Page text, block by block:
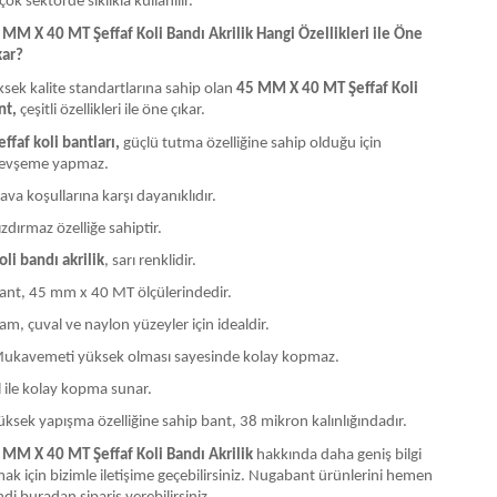
X 40 MT Şeffaf Koli Bandı Akrilik Hangi Özellikleri ile Öne
kalite standartlarına sahip olan 45 MM X 40 MT Şeffaf Koli
çeşitli özellikleri ile öne çıkar.
koli bantları, güçlü tutma özelliğine sahip olduğu için
yapmaz.
koşullarına karşı dayanıklıdır.
özelliğe sahiptir.
bandı akrilik, sarı renklidir.
45 mm x 40 MT ölçülerindedir.
çuval ve naylon yüzeyler için idealdir.
yüksek olması sayesinde kolay kopmaz.
ile kolay kopma sunar.
yapışma özelliğine sahip bant, 38 mikron kalınlığındadır.
X 40 MT Şeffaf Koli Bandı Akrilik hakkında daha geniş bilgi
için bizimle iletişime geçebilirsiniz. Nugabant ürünlerini hemen